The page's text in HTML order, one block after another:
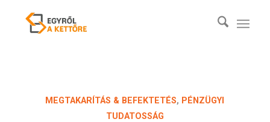
MEGTAKARÍTÁS & BEFEKTETÉS, PÉNZÜGYI
TUDATOSSÁG